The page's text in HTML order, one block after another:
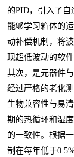
的PID，引入了自
能够学习箱体的
动补偿机制，将
现超低波动的软件
其次，是元器件
经过严格的老化
生物兼容性与易
期的热循环和湿
的一致性。根据
制在每年低于